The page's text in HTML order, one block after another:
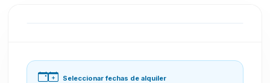
Seleccionar fechas de alquiler